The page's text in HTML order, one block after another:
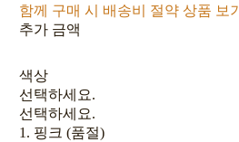
함께 구매 시 배송비 절약 상품 보기
추가 금액
색상
선택하세요.
선택하세요.
1. 핑크 (품절)